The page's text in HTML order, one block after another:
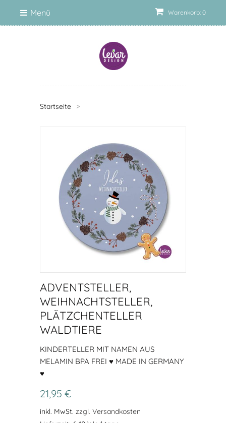
Warenkorb: 0
Menü
Startseite >
ADVENTSTELLER,
WEIHNACHTSTELLER,
PLÄTZCHENTELLER
WALDTIERE
KINDERTELLER MIT NAMEN AUS
MELAMIN BPA FREI ♥ MADE IN GERMANY
♥
21,95 €
inkl. MwSt. zzgl. Versandkosten